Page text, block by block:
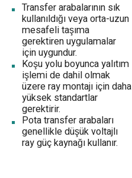
Transfer arabalarının sık
kullanıldığı veya orta-uzun
mesafeli taşıma
gerektiren uygulamalar
için uygundur.
Koşu yolu boyunca yalıtım
işlemi de dahil olmak
üzere ray montajı için daha
yüksek standartlar
gerektirir.
Pota transfer arabaları
genellikle düşük voltajlı
ray güç kaynağı kullanır.